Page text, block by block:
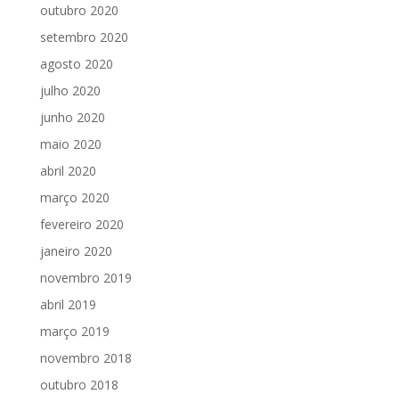
outubro 2020
setembro 2020
agosto 2020
julho 2020
junho 2020
maio 2020
abril 2020
março 2020
fevereiro 2020
janeiro 2020
novembro 2019
abril 2019
março 2019
novembro 2018
outubro 2018